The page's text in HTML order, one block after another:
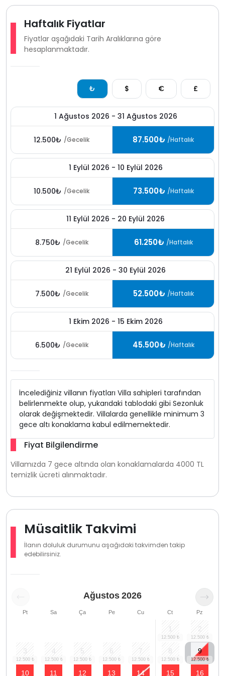
muhafazakar villakapalı ısıtmalı havuzu saunası ve lüks
detaylarıyla hem muhafazakar aileler hemde doğa
kiralık villa
bir villa kiralama alternatifidir
Haftalık Fiyatlar
Fiyatlar aşağıdaki Tarih Aralıklarına göre
hesaplanmaktadır.
₺ $ € £
1 Ağustos 2026 - 31 Ağustos 2026
12.500₺ /Gecelik 87.500₺ /Haftalık
1 Eylül 2026 - 10 Eylül 2026
10.500₺ /Gecelik 73.500₺ /Haftalık
11 Eylül 2026 - 20 Eylül 2026
8.750₺ /Gecelik 61.250₺ /Haftalık
21 Eylül 2026 - 30 Eylül 2026
7.500₺ /Gecelik 52.500₺ /Haftalık
1 Ekim 2026 - 15 Ekim 2026
6.500₺ /Gecelik 45.500₺ /Haftalık
İncelediğiniz villanın fiyatları Villa sahipleri tarafından
belirlenmekte olup, yukarıdaki tablodaki gibi Sezonluk
olarak değişmektedir. Villalarda genellikle minimum 3
gece altı konaklama kabul edilmemektedir.
Fiyat Bilgilendirme
Villamızda 7 gece altında olan konaklamalarda 4000 TL
temizlik ücreti alınmaktadır.
Müsaitlik Takvimi
İlanın doluluk durumunu aşağıdaki takvimden takip
edebilirsiniz.
Ağustos 2026
Pt Sa Ça Pe Cu Ct Pz
1 2
3 4 5 6 7 8 9
10 11 12 13 14 15 16